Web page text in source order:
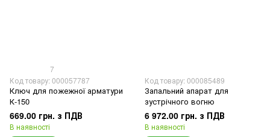
7
Код товару: 000057787
Ключ для пожежної арматури
К-150
669.00 грн. з ПДВ
В наявності
Код товару: 000085489
Запальний апарат для
зустрічного вогню
6 972.00 грн. з ПДВ
В наявності